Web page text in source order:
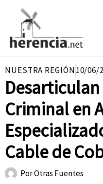
contenido
NUESTRA REGIÓN10/06/
Criminal en
Cable de
PorOtras Fuentes